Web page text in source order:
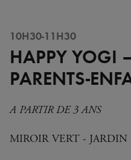
10H30-11H30
HAPPY YOGI
PARENTS-
A PARTIR DE 3 ANS
MIROIR VERT -